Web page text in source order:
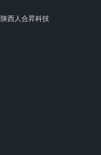
陕西人合昇科技